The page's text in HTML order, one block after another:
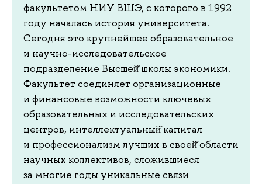
факультетом НИУ ВШЭ, с которого в 1992
году началась история университета.
Сегодня это крупнейшее образовательное
и научно-исследовательское
подразделение Высшей̆ школы экономики.
Факультет соединяет организационные
и финансовые возможности ключевых
образовательных и исследовательских
центров, интеллектуальный̆ капитал
и профессионализм лучших в своей̆ области
научных коллективов, сложившиеся
за многие годы уникальные связи